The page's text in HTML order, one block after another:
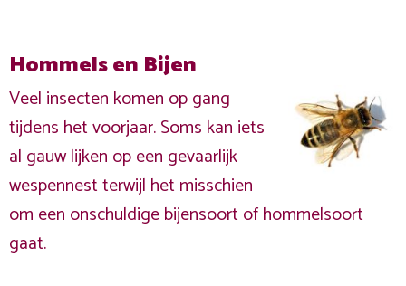
Hommels en Bijen
Veel insecten komen op gang
tijdens het voorjaar. Soms kan iets
al gauw lijken op een gevaarlijk
wespennest terwijl het misschien
om een onschuldige bijensoort of hommelsoort
gaat.